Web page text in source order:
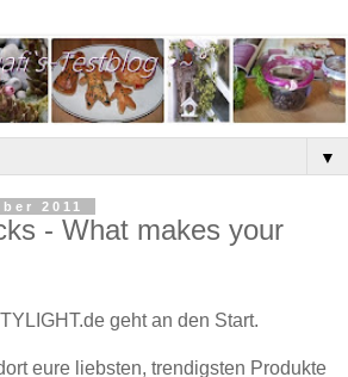
▼
2011
- What makes your
geht an den Start.
eure liebsten, trendigsten Produkte